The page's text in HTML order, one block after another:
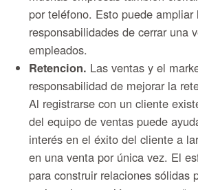
por teléfono. Esto puede ampliar
responsabilidades de cerrar una
empleados.
Retencion. Las ventas y el
responsabilidad de mejorar la
Al registrarse con un cliente
del equipo de ventas puede
interés en el éxito del cliente a
en una venta por única vez. El
para construir relaciones sólidas